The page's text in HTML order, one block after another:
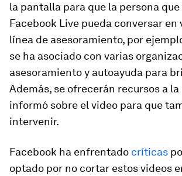
la pantalla para que la persona
Facebook Live pueda conversar en
línea de asesoramiento, por
se ha asociado con varias
asesoramiento y autoayuda para
Además, se ofrecerán recursos a
informó sobre el video para que
intervenir.
Facebook ha enfrentado críticas
optado por no cortar estos videos